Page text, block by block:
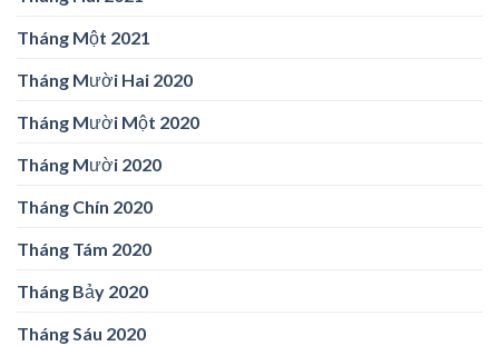
Tháng Một 2021
Tháng Mười Hai 2020
Tháng Mười Một 2020
Tháng Mười 2020
Tháng Chín 2020
Tháng Tám 2020
Tháng Bảy 2020
Tháng Sáu 2020